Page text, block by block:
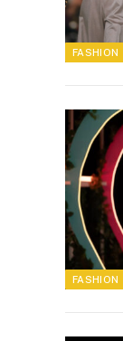
FASHION
FASHION